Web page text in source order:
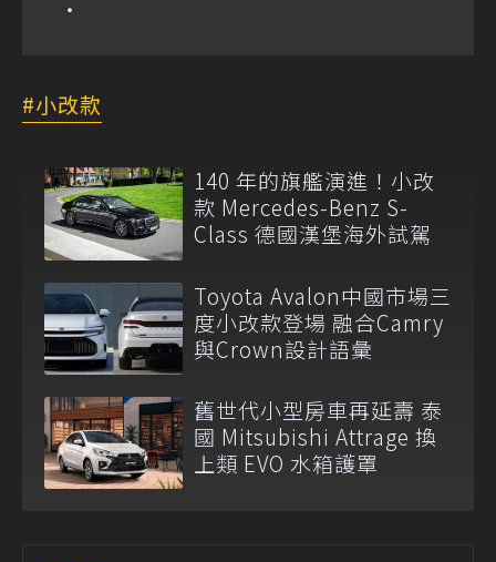
小改款
140 年的旗艦演進！小改
款 Mercedes-Benz S-
Class 德國漢堡海外試駕
Toyota Avalon中國市場三
度小改款登場 融合Camry
與Crown設計語彙
舊世代小型房車再延壽 泰
國 Mitsubishi Attrage 換
上類 EVO 水箱護罩